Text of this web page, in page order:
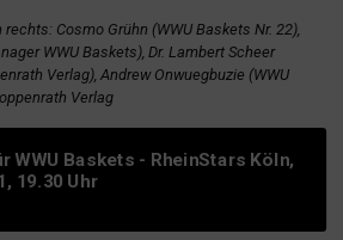
Cosmo Grühn (WWU Baskets Nr. 22),
WWU Baskets), Dr. Lambert Scheer
Verlag), Andrew Onwuegbuzie (WWU
Verlag
WWU Baskets - RheinStars Köln,
19.30 Uhr